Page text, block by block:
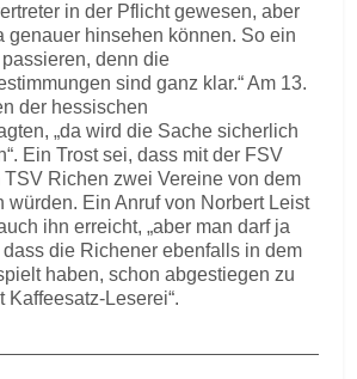
in der Pflicht gewesen, aber
genauer hinsehen können. So ein
denn die
sind ganz klar.“ Am 13.
der hessischen
„da wird die Sache sicherlich
Ein Trost sei, dass mit der FSV
TSV Richen zwei Vereine von dem
würden. Ein Anruf von Norbert Leist
ihn erreicht, „aber man darf ja
die Richener ebenfalls in dem
haben, schon abgestiegen zu
Kaffeesatz-Leserei“.